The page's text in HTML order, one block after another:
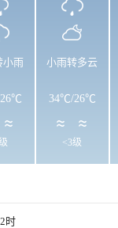
小雨
26℃
小雨转多云
34℃/26℃
<3级
时